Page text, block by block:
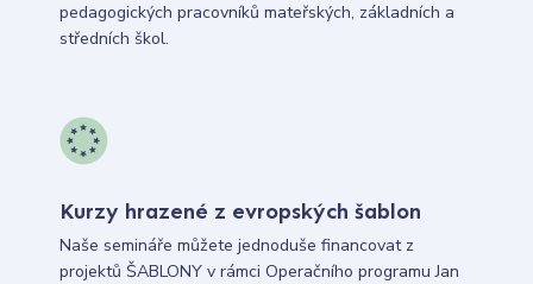
pedagogických pracovníků mateřských, základních a
středních škol.
Kurzy hrazené z evropských šablon
Naše semináře můžete jednoduše financovat z
projektů ŠABLONY v rámci Operačního programu Jan